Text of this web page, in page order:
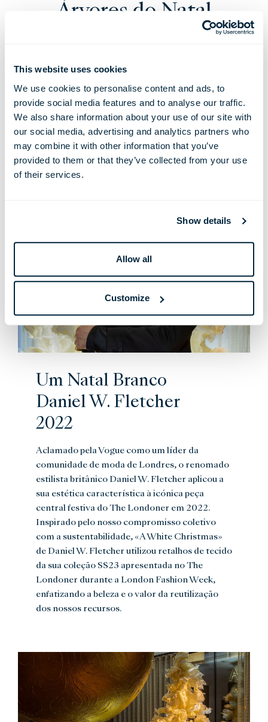
This website uses cookies
We use cookies to personalise content and ads, to
provide social media features and to analyse our traffic.
We also share information about your use of our site with
our social media, advertising and analytics partners who
may combine it with other information that you’ve
provided to them or that they’ve collected from your use
of their services.
Show details
Allow all
Customize
Árvores do Natal
A tradição de contratar designers e artistas para
a nossa instalação natalina vem desde o ano em
que abrimos. Entre na nossa máquina do tempo
festiva e descubra as árvores de Natal do
passado do The Londoner.
Um Natal Branco
Daniel W. Fletcher
2022
Aclamado pela Vogue como um líder da
comunidade de moda de Londres, o renomado
estilista britânico Daniel W. Fletcher aplicou a
sua estética característica à icónica peça
central festiva do The Londoner em 2022.
Inspirado pelo nosso compromisso coletivo
com a sustentabilidade, «A White Christmas»
de Daniel W. Fletcher utilizou retalhos de tecido
da sua coleção SS23 apresentada no The
Londoner durante a London Fashion Week,
enfatizando a beleza e o valor da reutilização
dos nossos recursos.